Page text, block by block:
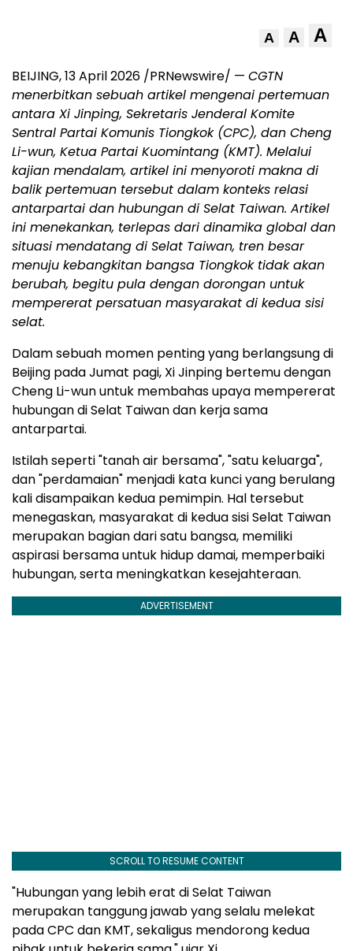
A A A
BEIJING, 13 April 2026 /PRNewswire/ — CGTN
menerbitkan sebuah artikel mengenai pertemuan
antara Xi Jinping, Sekretaris Jenderal Komite
Sentral Partai Komunis Tiongkok (CPC), dan Cheng
Li-wun, Ketua Partai Kuomintang (KMT). Melalui
kajian mendalam, artikel ini menyoroti makna di
balik pertemuan tersebut dalam konteks relasi
antarpartai dan hubungan di Selat Taiwan. Artikel
ini menekankan, terlepas dari dinamika global dan
situasi mendatang di Selat Taiwan, tren besar
menuju kebangkitan bangsa Tiongkok tidak akan
berubah, begitu pula dengan dorongan untuk
mempererat persatuan masyarakat di kedua sisi
selat.
Dalam sebuah momen penting yang berlangsung di
Beijing pada Jumat pagi, Xi Jinping bertemu dengan
Cheng Li-wun untuk membahas upaya mempererat
hubungan di Selat Taiwan dan kerja sama
antarpartai.
Istilah seperti "tanah air bersama", "satu keluarga",
dan "perdamaian" menjadi kata kunci yang berulang
kali disampaikan kedua pemimpin. Hal tersebut
menegaskan, masyarakat di kedua sisi Selat Taiwan
merupakan bagian dari satu bangsa, memiliki
aspirasi bersama untuk hidup damai, memperbaiki
hubungan, serta meningkatkan kesejahteraan.
ADVERTISEMENT
SCROLL TO RESUME CONTENT
"Hubungan yang lebih erat di Selat Taiwan
merupakan tanggung jawab yang selalu melekat
pada CPC dan KMT, sekaligus mendorong kedua